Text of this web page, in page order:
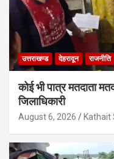
उत्तराखण्ड देहरादून राजनीति
कोई भी पात्र मतदाता
जिलाधिकारी
August 6, 2026 Kathait